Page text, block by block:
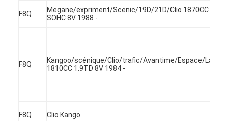
Produits
À propos de nous
Contrôle de la qualité
F8Q
Megane/expriment/Scenic/19D/21D/Clio 1870CC 1.9D
SOHC 8V 1988 -
F8Q
Kangoo/scénique/Clio/trafic/Avantime/Espace/
1810CC 1.9TD 8V 1984 -
F8Q Clio Kango